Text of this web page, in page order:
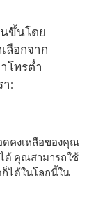
ขึ้นโดย
ลือกจาก
โทรต่ำ
:
ดคงเหลือของคุณ
ด้ คุณสามารถใช้
ได้ในโลกนี้ใน